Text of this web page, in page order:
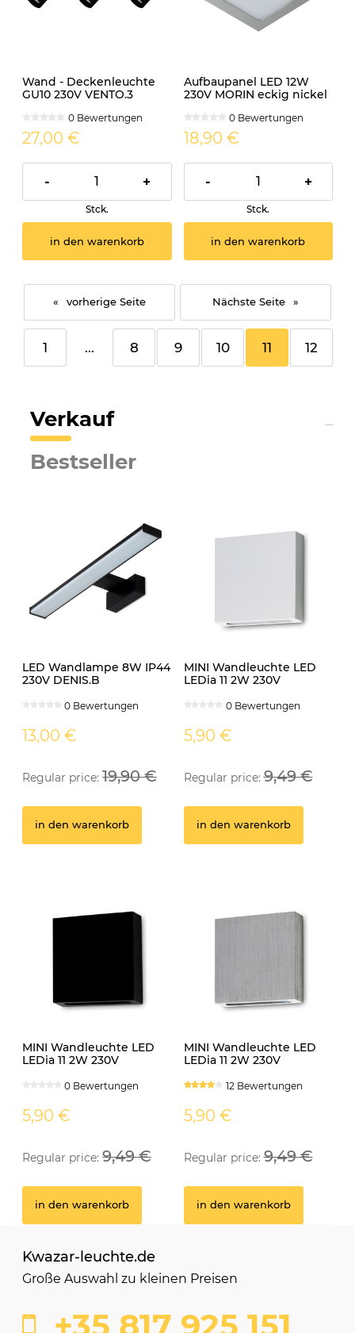
Wand - Deckenleuchte
GU10 230V VENTO.3
0 Bewertungen
27,00 €
- +
Stck.
in den warenkorb
Aufbaupanel LED 12W
230V MORIN eckig nickel
0 Bewertungen
18,90 €
- +
Stck.
in den warenkorb
«
1 ... 8 9 10 11 12
»
Verkauf
Bestseller
LED Wandlampe 8W IP44
230V DENIS.B
0 Bewertungen
13,00 €
Regular price: 19,90 €
in den warenkorb
MINI Wandleuchte LED
LEDia 11 2W 230V
0 Bewertungen
5,90 €
Regular price:9,49 €
in den warenkorb
MINI Wandleuchte LED
LEDia 11 2W 230V
0 Bewertungen
5,90 €
Regular price: 9,49 €
in den warenkorb
MINI Wandleuchte LED
LEDia 11 2W 230V
12 Bewertungen
5,90 €
Regular price:9,49 €
in den warenkorb
Kwazar-leuchte.de
Große Auswahl zu kleinen Preisen
+35 817 925 151